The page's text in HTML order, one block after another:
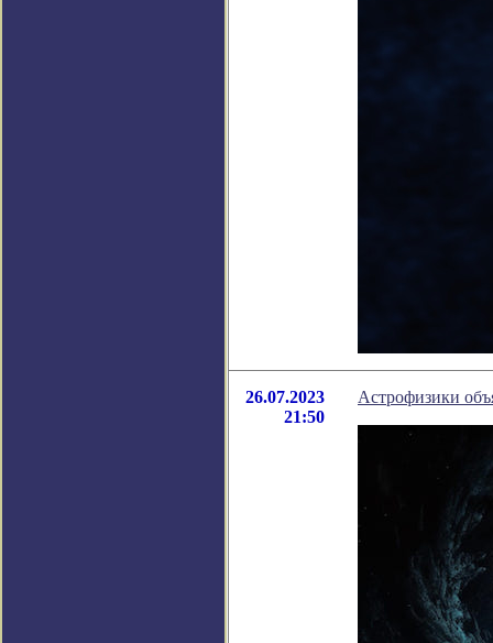
26.07.2023
21:50
Астрофизики